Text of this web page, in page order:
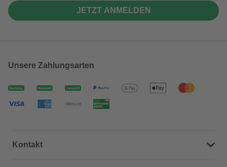
JETZT ANMELDEN
Unsere Zahlungsarten
Kontakt